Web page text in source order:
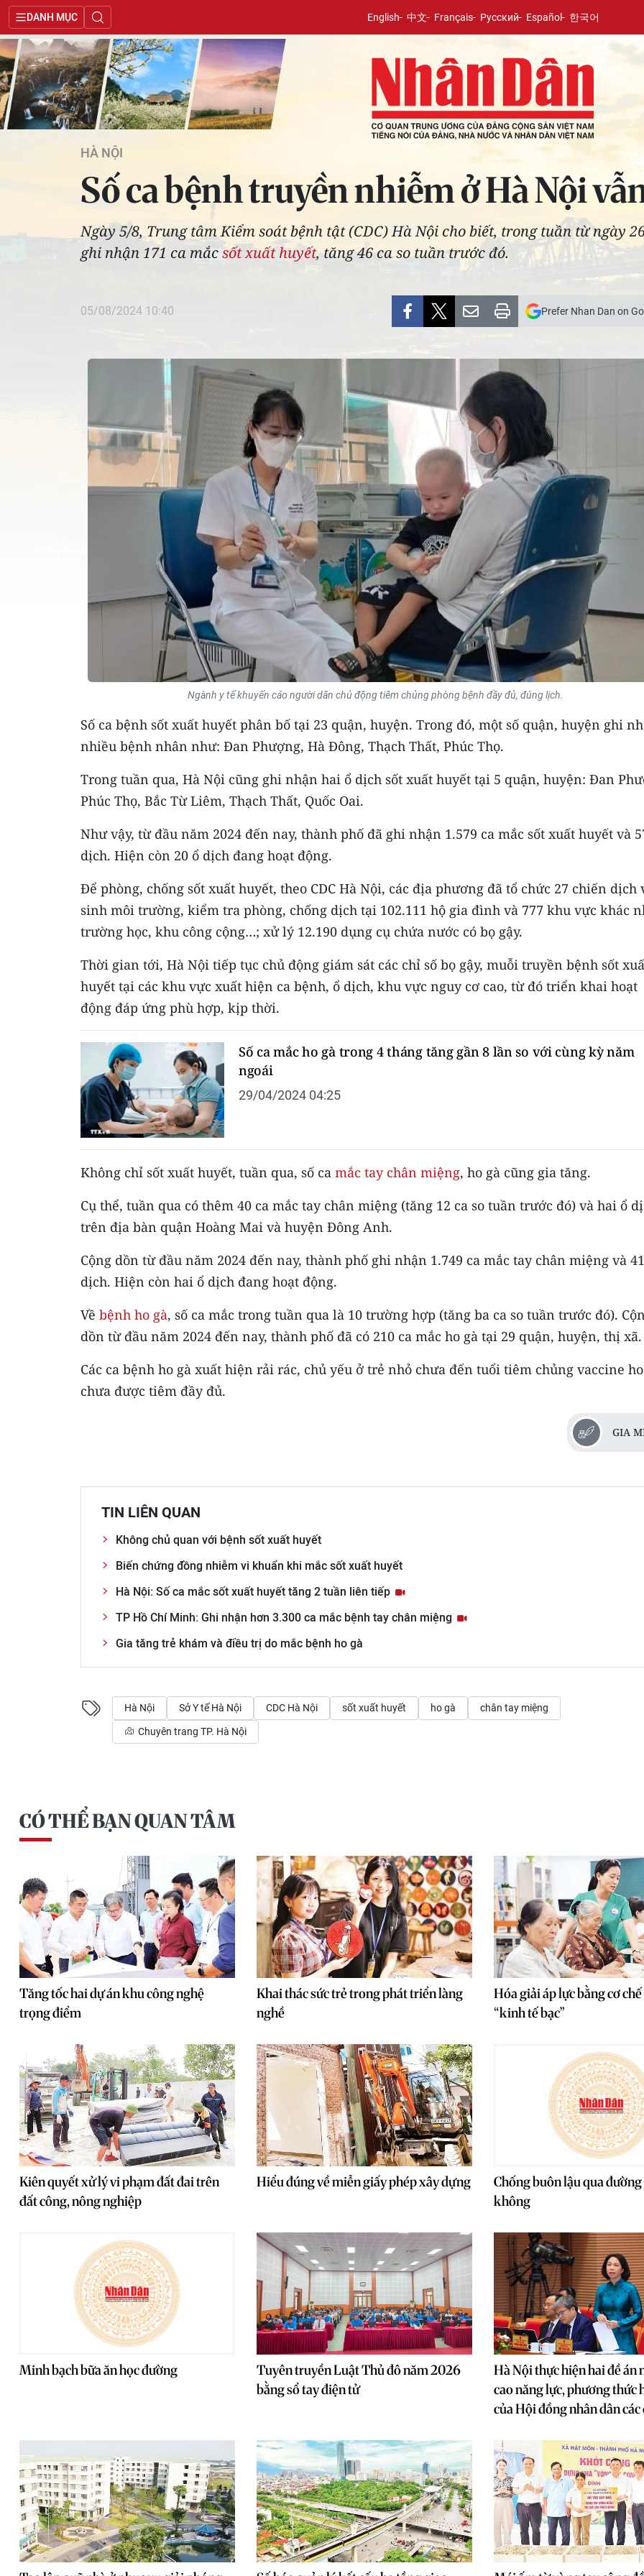
DANH MỤC English 中文 Français Русский Español 한국어
HÀ NỘI
Số ca bệnh truyền nhiễm ở Hà Nội
Ngày 5/8, Trung tâm Kiểm soát bệnh tật (CDC) Hà Nội cho biết, trong tuần từ ngày
ghi nhận 171 ca mắcsốt xuất huyết, tăng 46 ca so tuần trước đó.
05/08/2024 10:40 Prefer Nhan Dan on
Ngành y tế khuyến cáo người dân chủ động tiêm chủng phòng bệnh đầy đủ, đúng lịch.
Số ca bệnh sốt xuất huyết phân bố tại 23 quận, huyện. Trong đó, một số quận, huyện ghi
nhiều bệnh nhân như: Đan Phượng, Hà Đông, Thạch Thất, Phúc Thọ.
Trong tuần qua, Hà Nội cũng ghi nhận hai ổ dịch sốt xuất huyết tại 5 quận, huyện: Đan
Phúc Thọ, Bắc Từ Liêm, Thạch Thất, Quốc Oai.
Như vậy, từ đầu năm 2024 đến nay, thành phố đã ghi nhận 1.579 ca mắc sốt xuất huyết và
dịch. Hiện còn 20 ổ dịch đang hoạt động.
Để phòng, chống sốt xuất huyết, theo CDC Hà Nội, các địa phương đã tổ chức 27 chiến dịch
sinh môi trường, kiểm tra phòng, chống dịch tại 102.111 hộ gia đình và 777 khu vực khác
trường học, khu công cộng…; xử lý 12.190 dụng cụ chứa nước có bọ gậy.
Thời gian tới, Hà Nội tiếp tục chủ động giám sát các chỉ số bọ gậy, muỗi truyền bệnh sốt
huyết tại các khu vực xuất hiện ca bệnh, ổ dịch, khu vực nguy cơ cao, từ đó triển khai hoạt
động đáp ứng phù hợp, kịp thời.
Số ca mắc ho gà trong 4 tháng tăng gần 8 lần so với cùng kỳ năm
ngoái
29/04/2024 04:25
Không chỉ sốt xuất huyết, tuần qua, số ca mắc tay chân miệng, ho gà cũng gia tăng.
Cụ thể, tuần qua có thêm 40 ca mắc tay chân miệng (tăng 12 ca so tuần trước đó) và hai ổ
trên địa bàn quận Hoàng Mai và huyện Đông Anh.
Cộng dồn từ đầu năm 2024 đến nay, thành phố ghi nhận 1.749 ca mắc tay chân miệng và
dịch. Hiện còn hai ổ dịch đang hoạt động.
Về bệnh ho gà, số ca mắc trong tuần qua là 10 trường hợp (tăng ba ca so tuần trước đó).
dồn từ đầu năm 2024 đến nay, thành phố đã có 210 ca mắc ho gà tại 29 quận, huyện, thị xã.
Các ca bệnh ho gà xuất hiện rải rác, chủ yếu ở trẻ nhỏ chưa đến tuổi tiêm chủng vaccine
chưa được tiêm đầy đủ.
GIA
TIN LIÊN QUAN
Không chủ quan với bệnh sốt xuất huyết
Biến chứng đồng nhiễm vi khuẩn khi mắc sốt xuất huyết
Hà Nội: Số ca mắc sốt xuất huyết tăng 2 tuần liên tiếp
TP Hồ Chí Minh: Ghi nhận hơn 3.300 ca mắc bệnh tay chân miệng
Gia tăng trẻ khám và điều trị do mắc bệnh ho gà
Hà Nội Sở Y tế Hà Nội CDC Hà Nội sốt xuất huyết ho gà chân tay miệng
Chuyên trang TP. Hà Nội
CÓ THỂ BẠN QUAN TÂM
Tăng tốc hai dự án khu công nghệ
trọng điểm
Khai thác sức trẻ trong phát triển làng
nghề
Hóa giải áp lực bằng cơ
“kinh tế bạc”
Kiên quyết xử lý vi phạm đất đai trên
đất công, nông nghiệp
Hiểu đúng về miễn giấy phép xây dựng
Chống buôn lậu qua
không
Minh bạch bữa ăn học đường
Tuyên truyền Luật Thủ đô năm 2026
bằng sổ tay điện tử
Hà Nội thực hiện hai đề án
cao năng lực, phương thức
của Hội đồng nhân dân các